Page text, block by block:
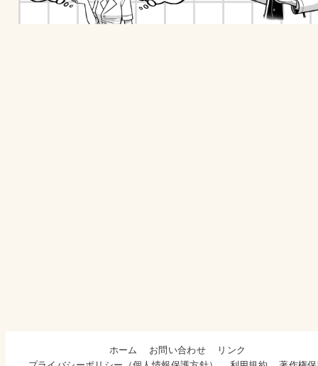
ホーム お問い合わせ
リンク